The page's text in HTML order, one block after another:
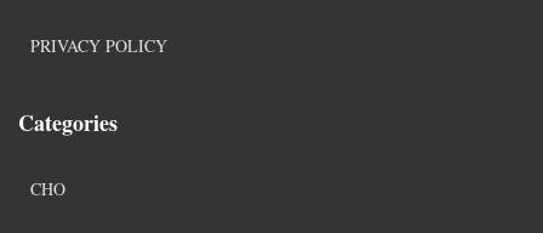
PRIVACY POLICY
Categories
CHO